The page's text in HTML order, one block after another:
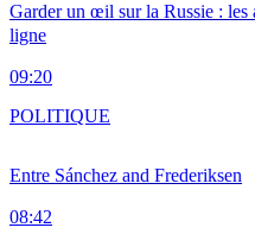
Garder un œil sur la Russie : les
ligne
09:20
Entre Sánchez and Frederiksen
08:42
POLITIQUE